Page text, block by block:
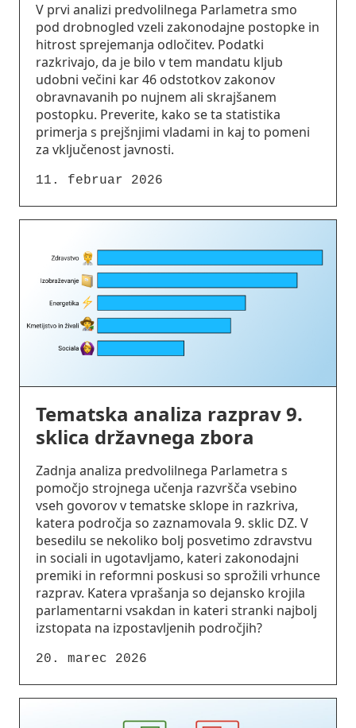
V prvi analizi predvolilnega Parlametra smo
pod drobnogled vzeli zakonodajne postopke in
hitrost sprejemanja odločitev. Podatki
razkrivajo, da je bilo v tem mandatu kljub
udobni večini kar 46 odstotkov zakonov
obravnavanih po nujnem ali skrajšanem
postopku. Preverite, kako se ta statistika
primerja s prejšnjimi vladami in kaj to pomeni
za vključenost javnosti.
11. februar 2026
Tematska analiza razprav 9.
sklica državnega zbora
Zadnja analiza predvolilnega Parlametra s
pomočjo strojnega učenja razvršča vsebino
vseh govorov v tematske sklope in razkriva,
katera področja so zaznamovala 9. sklic DZ. V
besedilu se nekoliko bolj posvetimo zdravstvu
in sociali in ugotavljamo, kateri zakonodajni
premiki in reformni poskusi so sprožili vrhunce
razprav. Katera vprašanja so dejansko krojila
parlamentarni vsakdan in kateri stranki najbolj
izstopata na izpostavljenih področjih?
20. marec 2026